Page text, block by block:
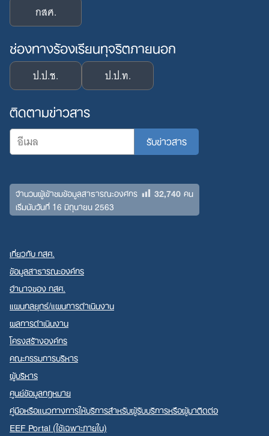
กสศ.
ช่องทางร้องเรียนทุจริตภายนอก
ป.ป.ช. ป.ป.ท.
ติดตามข่าวสาร
จำนวนผู้เข้าชมข้อมูลสาธารณะองค์กร 32,740คน
เริ่มนับวันที่ 16 มิถุนายน 2563
เกี่ยวกับ กสศ.
ข้อมูลสาธารณะองค์กร
อำนาจของ กสศ.
แผนกลยุทธ์/แผนการดำเนินงาน
ผลการดำเนินงาน
โครงสร้างองค์กร
คณะกรรมการบริหาร
ผู้บริหาร
ศูนย์ข้อมูลกฎหมาย
คู่มือหรือแนวทางการให้บริการสำหรับผู้รับบริการหรือผู้มาติดต่อ
EEF Portal (ใช้เฉพาะภายใน)